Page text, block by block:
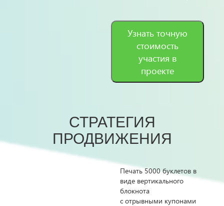
Узнать точную
стоимость
участия в
проекте
СТРАТЕГИЯ
ПРОДВИЖЕНИЯ
Печать 5000 буклетов в
виде вертикального
блокнота
с отрывными купонами